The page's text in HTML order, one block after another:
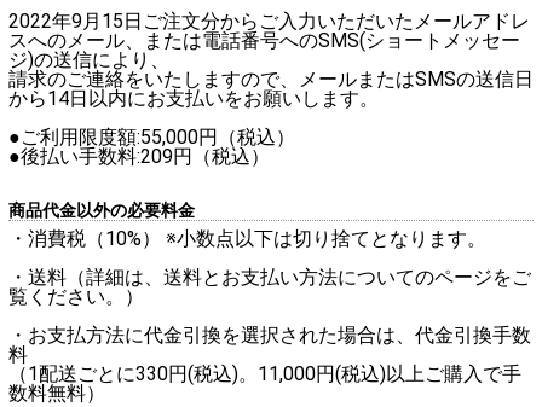
2022年9月15日ご注文分からご入力いただいたメールアドレ
スへのメール、または電話番号へのSMS(ショートメッセー
ジ)の送信により、
請求のご連絡をいたしますので、メールまたはSMSの送信日
から14日以内にお支払いをお願いします。
●ご利用限度額:55,000円（税込）
●後払い手数料:209円（税込）
商品代金以外の必要料金
・消費税（10%） ※小数点以下は切り捨てとなります。
・送料（詳細は、送料とお支払い方法についてのページをご
覧ください。）
・お支払方法に代金引換を選択された場合は、代金引換手数
料
（1配送ごとに330円(税込)。11,000円(税込)以上ご購入で手
数料無料）